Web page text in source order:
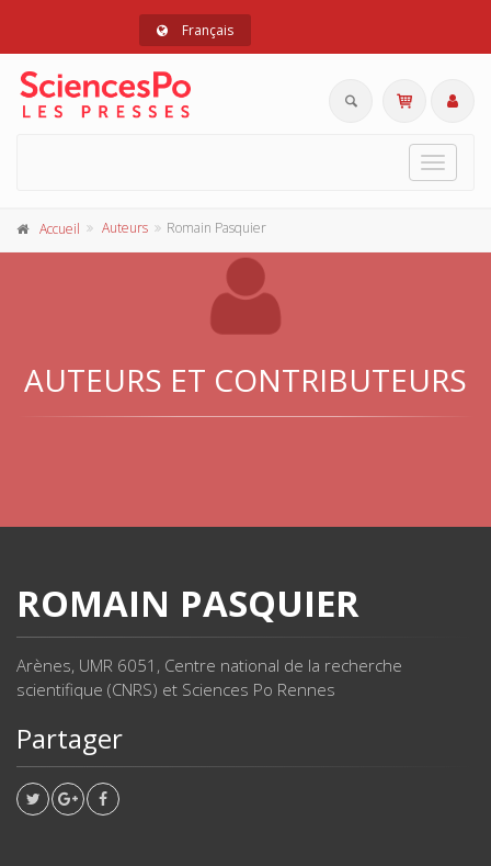
Français
Toggle
Accueil Auteurs Romain Pasquier
AUTEURS ET CONTRIBUTEURS
ROMAIN PASQUIER
Arènes, UMR 6051, Centre national de la recherche
scientifique (CNRS) et Sciences Po Rennes
Partager